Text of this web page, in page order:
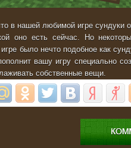
в нашей любимой игре сундуки
оно есть сейчас. Но
было нечто подобное как
вашу игру специально
собственные вещи.